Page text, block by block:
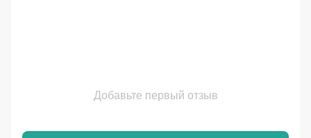
Добавьте первый отзыв